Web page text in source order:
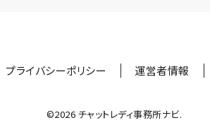
プライバシーポリシー 運営者情報
©︎2026 チャットレディ事務所ナビ.